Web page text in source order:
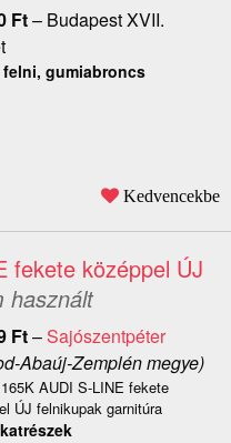
Ft– Budapest XVII.
felni, gumiabroncs
Kedvencekbe
fekete középpel ÚJ
használt
Ft–Sajószentpéter
Abaúj-Zemplén megye)
AUDI S-LINE fekete
ÚJ felnikupak garnitúra